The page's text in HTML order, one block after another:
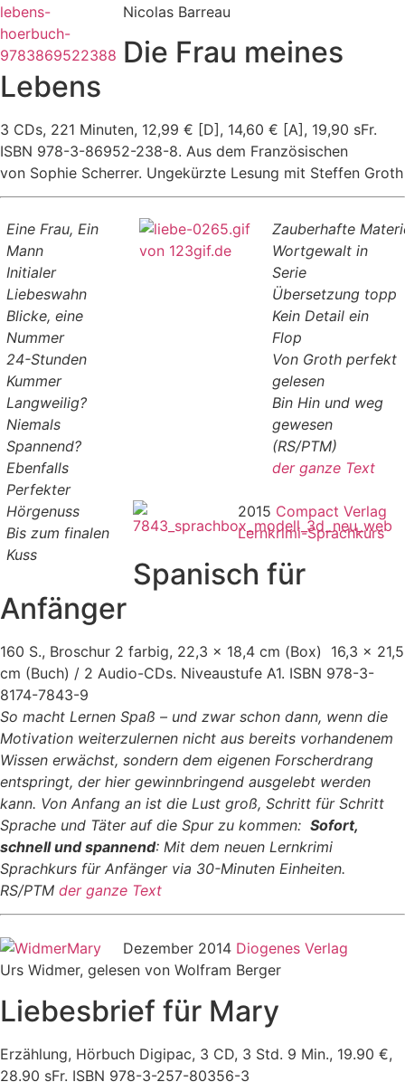
Nicolas Barreau
Die Frau meines
Lebens
3 CDs, 221 Minuten, 12,99 € [D], 14,60 € [A], 19,90 sFr.
ISBN 978-3-86952-238-8. Aus dem Französischen
von Sophie Scherrer. Ungekürzte Lesung mit Steffen Groth
Eine Frau, Ein
Mann
Initialer
Liebeswahn
Blicke, eine
Nummer
24-Stunden
Kummer
Langweilig?
Niemals
Spannend?
Ebenfalls
Perfekter
Hörgenuss
Bis zum finalen
Kuss
Zauberhafte
Wortgewalt in
Serie
Übersetzung topp
Kein Detail ein
Flop
Von Groth perfekt
gelesen
Bin Hin und weg
gewesen
(RS/PTM)
der ganze Text
2015 Compact Verlag
Lernkrimi-Sprachkurs
Spanisch für
Anfänger
160 S., Broschur 2 farbig, 22,3 x 18,4 cm (Box) 16,3 x 21,5
cm (Buch) / 2 Audio-CDs. Niveaustufe A1. ISBN 978-3-
8174-7843-9
So macht Lernen Spaß – und zwar schon dann, wenn die
Motivation weiterzulernen nicht aus bereits vorhandenem
Wissen erwächst, sondern dem eigenen Forscherdrang
entspringt, der hier gewinnbringend ausgelebt werden
kann. Von Anfang an ist die Lust groß, Schritt für Schritt
Sprache und Täter auf die Spur zu kommen: Sofort,
schnell und spannend: Mit dem neuen Lernkrimi
Sprachkurs für Anfänger via 30-Minuten Einheiten.
RS/PTM der ganze Text
Dezember 2014 Diogenes Verlag
Urs Widmer, gelesen von Wolfram Berger
Liebesbrief für Mary
Erzählung, Hörbuch Digipac, 3 CD, 3 Std. 9 Min., 19.90 €,
28.90 sFr. ISBN 978-3-257-80356-3